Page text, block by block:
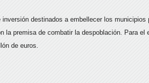
destinados a embellecer los municipios
la premisa de combatir la despoblación. Para el
de euros.